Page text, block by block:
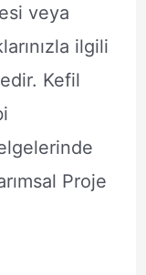
veya
ilgili
Kefil
Proje